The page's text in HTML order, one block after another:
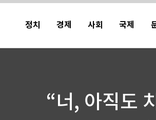
정치 경제 사회 국제
“너, 아직도